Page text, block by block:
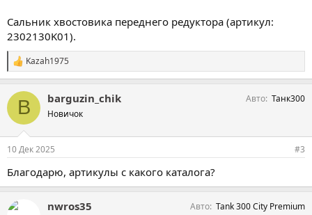
Сальник хвостовика переднего редуктора (артикул:
2302130K01).
С
и
п
т
:
Kazah1975
B barguzin_chik
Новичок
Авто Танк300
10 Дек 2025 #3
Благодарю, артикулы с какого каталога?
nwros35 Авто Tank 300 City Premium